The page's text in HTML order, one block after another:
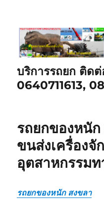
บริการรถยก ติด
0640711613,
รถยกของหนั
ขนส่งเครื่องจั
อุตสาหกรรมท
รถยกของหนัก สงขลา